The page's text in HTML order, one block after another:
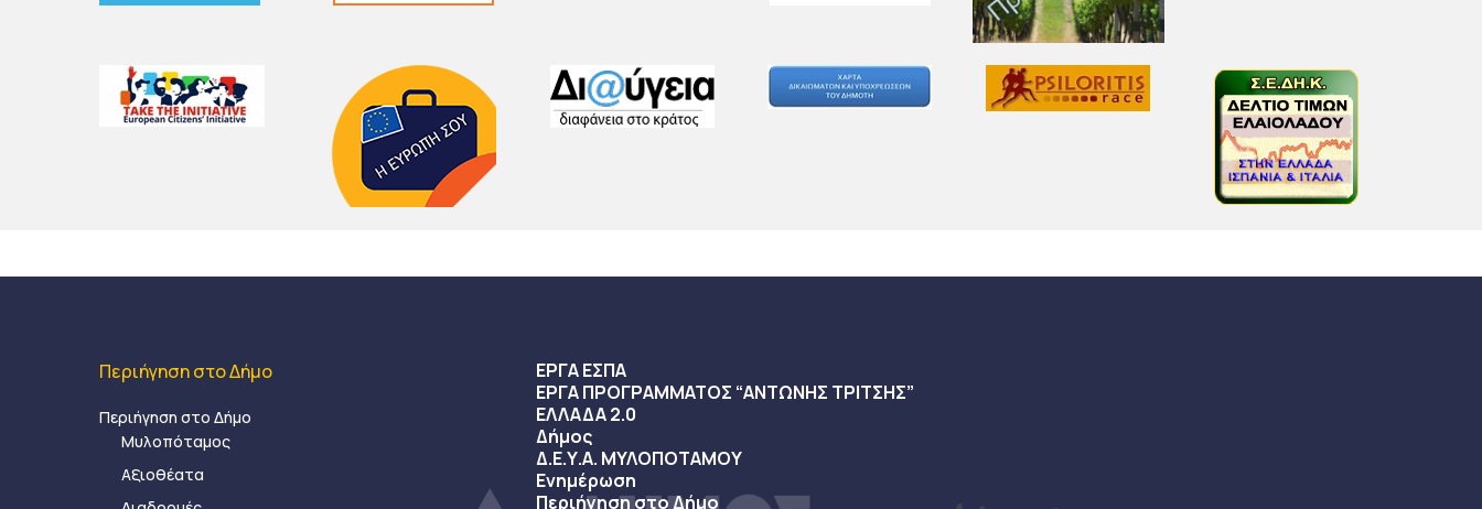
Περιήγηση στο Δήμο
Περιήγηση στο Δήμο
Μυλοπόταμος
Αξιοθέατα
ΕΡΓΑ ΕΣΠΑ
ΕΡΓΑ ΠΡΟΓΡΑΜΜΑΤΟΣ “ΑΝΤΩΝΗΣ ΤΡΙΤΣΗΣ”
ΕΛΛΑΔΑ 2.0
Δήμος
Δ.Ε.Υ.Α. ΜΥΛΟΠΟΤΑΜΟΥ
Ενημέρωση
Περιήγηση στο Δήμο